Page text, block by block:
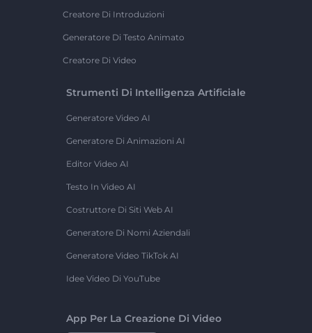
Creatore Di Introduzioni
Generatore Di Testo Animato
Creatore Di Video
Strumenti Di Intelligenza Artificiale
Generatore Video AI
Generatore Di Animazioni AI
Editor Video AI
Testo In Video AI
Costruttore Di Siti Web AI
Generatore Di Nomi Aziendali
Generatore Video TikTok AI
Idee Video Di YouTube
App Per La Creazione Di Video